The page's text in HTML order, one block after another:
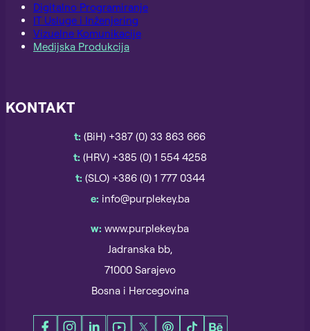
Digitalno Programiranje
IT Usluge i Inženjering
Vizuelne Komunikacije
Medijska Produkcija
KONTAKT
t: (BiH) +387 (0) 33 863 666
t: (HRV) +385 (0) 1 554 4258
t: (SLO) +386 (0) 1 777 0344
e: info@purplekey.ba
w: www.purplekey.ba
Jadranska bb,
71000 Sarajevo
Bosna i Hercegovina